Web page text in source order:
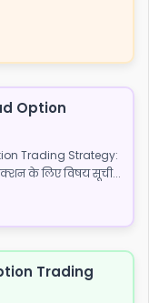
Option
Trading Strategy:
के लिए विषय सूची...
Trading